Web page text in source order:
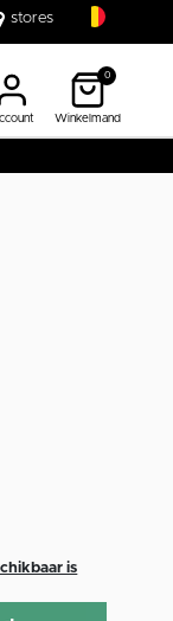
stores
0
Winkelmand
is